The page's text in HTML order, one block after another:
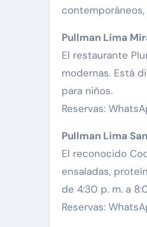
Pullman Lima
El restaurante
modernas. Está
para niños.
Reservas:
Pullman Lima
El reconocido
ensaladas,
de 4:30 p. m. a
Reservas: